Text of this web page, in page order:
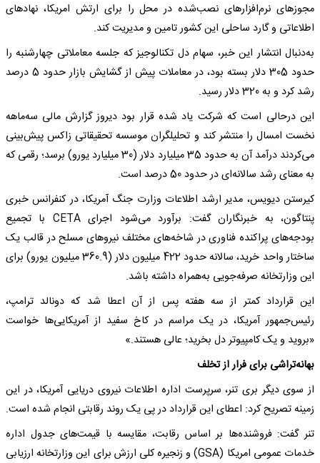
مجوزهای نرم‌افزارهای نصب‌شده در محل را برای ارتش امریکا، نهادهای
اطلاعاتی و گارد ساحلی این کشور تامین و مدیریت کند.
به‌دنبال انتشار این خبر، سهام دل تکنالوجیز که جلسه معاملاتی چهارشنبه را
حدود 305 دلار بسته بود، در معاملات پیش از گشایش بازار حدود 5 درصد
رشد کرد و به 320 دلار رسید.
این درحالی است که شرکت یاد شده قرار بود دیروز گزارش مالی سه‌ماهه
نخست امسال را منتشر کند و تحلیلگران موسسه تحقیقاتی زاکس پیش‌بینی
می‌کردند درآمد آن به حدود 35 میلیارد دلار (30 میلیارد یورو) برسد؛ رقمی که
به معنای رشد سالانه‌ای در حدود 50 درصد است.
کیرستن دیویس، مدیر ارشد اطلاعات وزارت جنگ آمریکا، در کنفرانس خبری
پنتاگون، به خبرنگاران گفت: برآورد می‌شود اجرای CETA با تجمیع
بودجه‌های پراکنده فناوری در شاخه‌های مختلف نیروهای مسلح در قالب یک
ساختار واحد خرید، سالانه حدود 422 میلیون دلار (360.9 میلیون یورو) برای
این وزارتخانه صرفه‌جویی به‌همراه داشته باشد.
این قرارداد کمتر از سه هفته پس از آن اعطا شد که دونالد ترامپ،
رئیس‌جمهور آمریکا، در یک مراسم در کاخ سفید از آمریکایی‌ها خواست
«بروید و یک کامپیوتر دل بخرید؛ عالی هستند.»
بهانه‌تراشی برای فرار از تخلف
از سوی دیگر بری تنر، سرپرست اداره اطلاعات نیروی دریایی آمریکا، در این
زمینه تصریح کرد: اعطای این قرارداد در پی یک روند رقابتی انجام شده است.
تنر گفت: فروشنده‌ها بر اساس رقابت، مقایسه با قیمت‌های جدول اداره
خدمات عمومی امریکا (GSA) و زنجیره کلی ارزش برای این وزارتخانه ارزیابی